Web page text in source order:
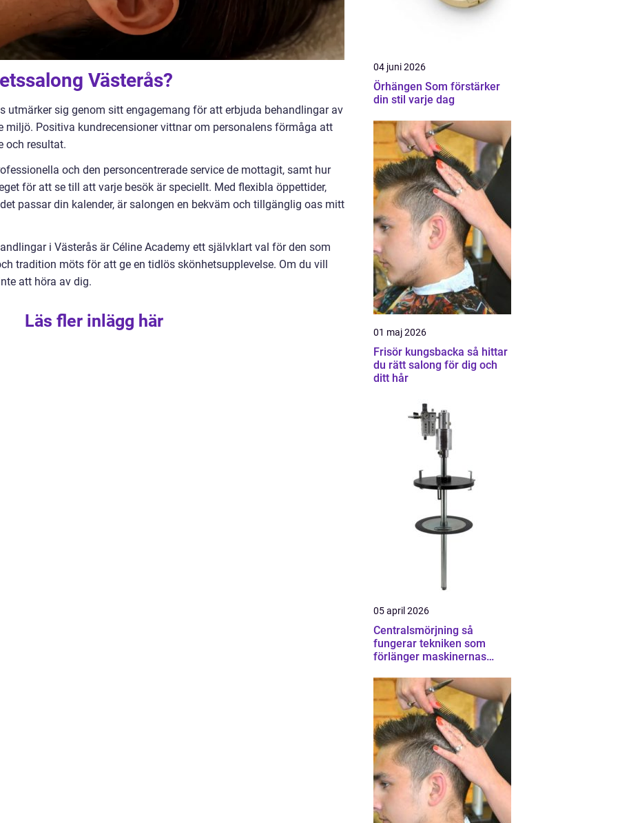
Västerås?
utmärker sig genom sitt engagemang för att erbjuda behandlingar av
miljö. Positiva kundrecensioner vittnar om personalens förmåga att
och resultat.
och den personcentrerade service de mottagit, samt hur
för att se till att varje besök är speciellt. Med flexibla öppettider,
passar din kalender, är salongen en bekväm och tillgänglig oas mitt
i Västerås är Céline Academy ett självklart val för den som
tradition möts för att ge en tidlös skönhetsupplevelse. Om du vill
att höra av dig.
Läs fler inlägg här
04 juni 2026
Örhängen Som förstärker
din stil varje dag
01 maj 2026
Frisör kungsbacka så hittar
du rätt salong för dig och
ditt hår
05 april 2026
Centralsmörjning så
fungerar tekniken som
förlänger maskinernas